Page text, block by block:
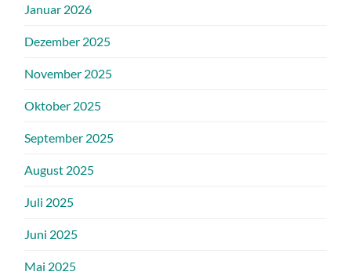
Januar 2026
Dezember 2025
November 2025
Oktober 2025
September 2025
August 2025
Juli 2025
Juni 2025
Mai 2025